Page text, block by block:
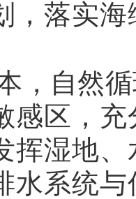
，落实
，自然
感区 ，
挥湿地
水系统